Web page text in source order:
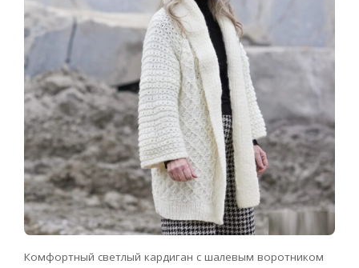
Комфортный светлый кардиган с шалевым воротником